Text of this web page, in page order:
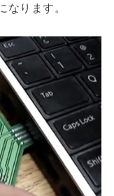
なります。